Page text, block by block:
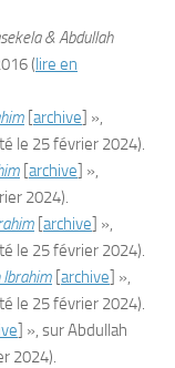
& Abdullah
(lire en
[archive] »,
le 25 février 2024).
[archive] »,
2024).
[archive] »,
le 25 février 2024).
Ibrahim [archive] »,
le 25 février 2024).
] », surAbdullah
2024).